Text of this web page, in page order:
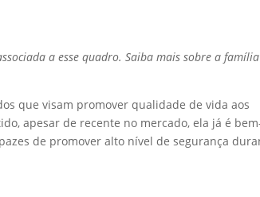
a esse quadro. Saiba mais sobre a família
que visam promover qualidade de vida aos
apesar de recente no mercado, ela já é
de promover alto nível de segurança